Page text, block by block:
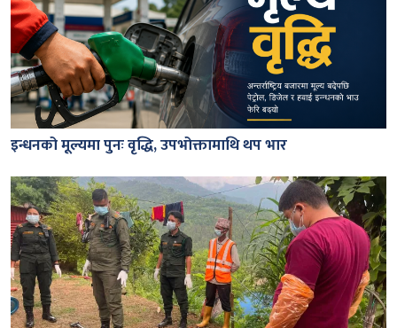
इन्धनको मूल्यमा पुनः वृद्धि, उपभोक्तामाथि थप भार